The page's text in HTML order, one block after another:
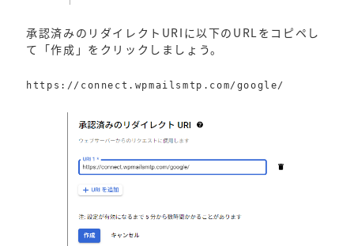
承認済みのリダイレクトURIに以下のURLをコピペし
て「作成」をクリックしましょう。
https://connect.wpmailsmtp.com/google/